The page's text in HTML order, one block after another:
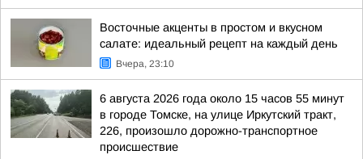
Восточные акценты в простом и вкусном
салате: идеальный рецепт на каждый день
Вчера, 23:10
6 августа 2026 года около 15 часов 55 минут
в городе Томске, на улице Иркутский тракт,
226, произошло дорожно-транспортное
происшествие